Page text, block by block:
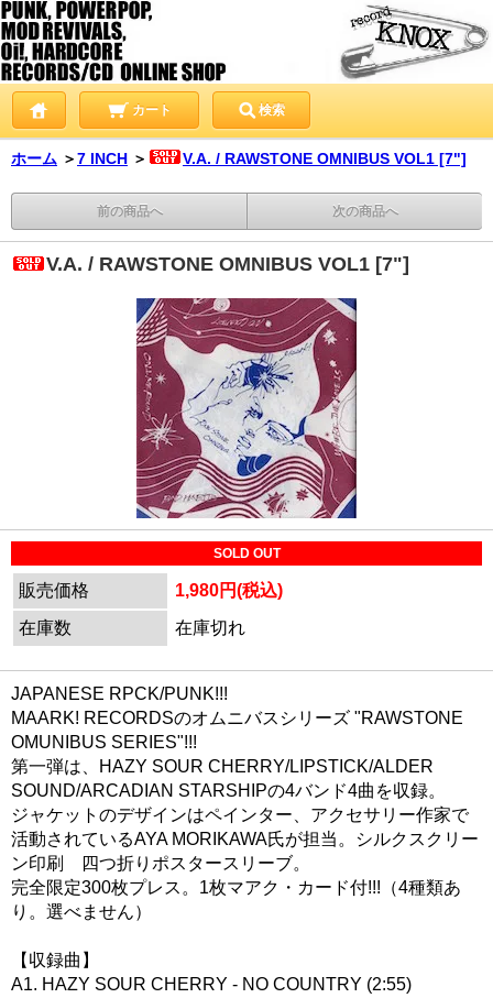
カート 検索
ホーム ＞7 INCH ＞ V.A. / RAWSTONE OMNIBUS VOL1 [7"]
前の商品へ 次の商品へ
V.A. / RAWSTONE OMNIBUS VOL1 [7"]
SOLD OUT
販売価格
1,980円(税込)
在庫数
在庫切れ
JAPANESE RPCK/PUNK!!!
MAARK! RECORDSのオムニバスシリーズ "RAWSTONE
OMUNIBUS SERIES"!!!
第一弾は、HAZY SOUR CHERRY/LIPSTICK/ALDER
SOUND/ARCADIAN STARSHIPの4バンド4曲を収録。
ジャケットのデザインはペインター、アクセサリー作家で
活動されているAYA MORIKAWA氏が担当。シルクスクリー
ン印刷 四つ折りポスタースリーブ。
完全限定300枚プレス。1枚マアク・カード付!!!（4種類あ
り。選べません）
【収録曲】
A1. HAZY SOUR CHERRY - NO COUNTRY (2:55)